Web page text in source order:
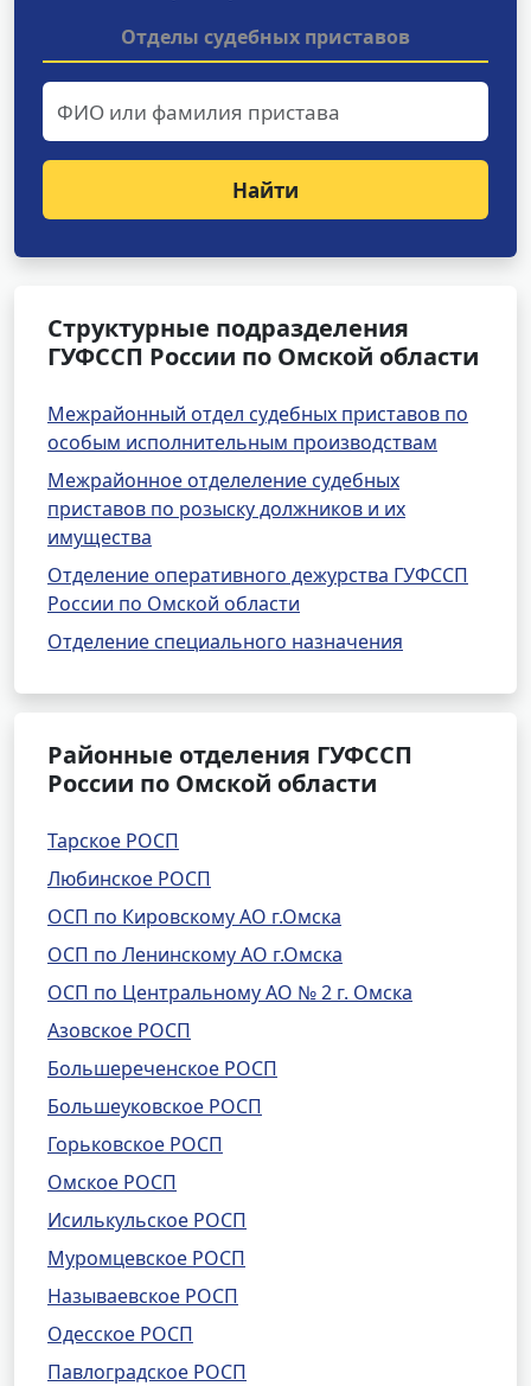
Отделы судебных приставов
Найти
Структурные подразделения
ГУФССП России по Омской области
Межрайонный отдел судебных приставов по
особым исполнительным производствам
Межрайонное отделеление судебных
приставов по розыску должников и их
имущества
Отделение оперативного дежурства ГУФССП
России по Омской области
Отделение специального назначения
Районные отделения ГУФССП
России по Омской области
Тарское РОСП
Любинское РОСП
ОСП по Кировскому АО г.Омска
ОСП по Ленинскому АО г.Омска
ОСП по Центральному АО № 2 г. Омска
Азовское РОСП
Большереченское РОСП
Большеуковское РОСП
Горьковское РОСП
Омское РОСП
Исилькульское РОСП
Муромцевское РОСП
Называевское РОСП
Одесское РОСП
Павлоградское РОСП